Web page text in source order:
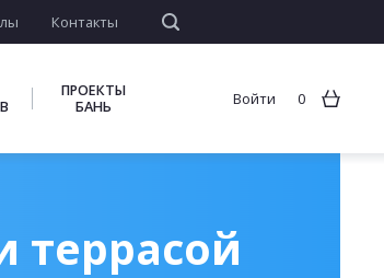
Контакты
ПРОЕКТЫ
БАНЬ
Войти 0
террасой